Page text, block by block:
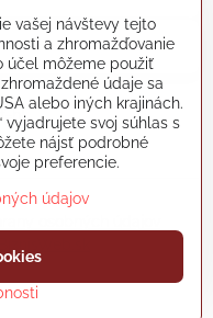
vašej návštevy tejto
a zhromažďovanie
účel môžeme použiť
údaje sa
alebo iných krajinách.
vyjadrujete svoj súhlas s
nájsť podrobné
preferencie.
údajov